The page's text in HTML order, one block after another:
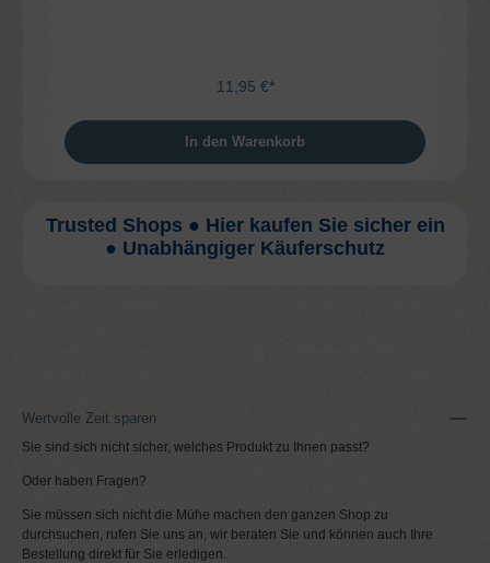
11,95 €*
In den Warenkorb
Trusted Shops ● Hier kaufen Sie sicher ein
● Unabhängiger Käuferschutz
Wertvolle Zeit sparen
Sie sind sich nicht sicher, welches Produkt zu Ihnen passt?
Oder haben Fragen?
Sie müssen sich nicht die Mühe machen den ganzen Shop zu
durchsuchen, rufen Sie uns an, wir beraten Sie und können auch Ihre
Bestellung direkt für Sie erledigen.